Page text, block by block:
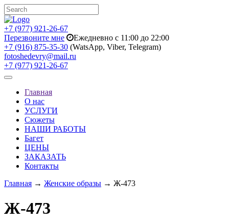
+7 (977) 921-26-67
Перезвоните мне
Ежедневно с 11:00 до 22:00
+7 (916) 875-35-30 (WatsApp, Viber, Telegram)
fotoshedevry@mail.ru
+7 (977) 921-26-67
Toggle
navigationГлавная
О нас
УСЛУГИ
Сюжеты
НАШИ РАБОТЫ
Багет
ЦЕНЫ
ЗАКАЗАТЬ
Контакты
Главная → Женские образы → Ж-473
Ж-473